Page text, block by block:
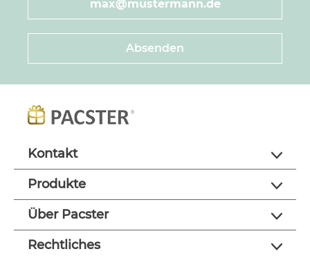
Absenden
Kontakt
Produkte
Über Pacster
Rechtliches